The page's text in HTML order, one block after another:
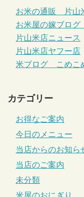
お米の通販 片山
お米屋の嫁ブログ
片山米店ニュース
片山米店ヤフー店
米ブログ こめこ
カテゴリー
お得なご案内
今日のメニュー
当店からのお知ら
当店のご案内
未分類
米屋のおにぎり